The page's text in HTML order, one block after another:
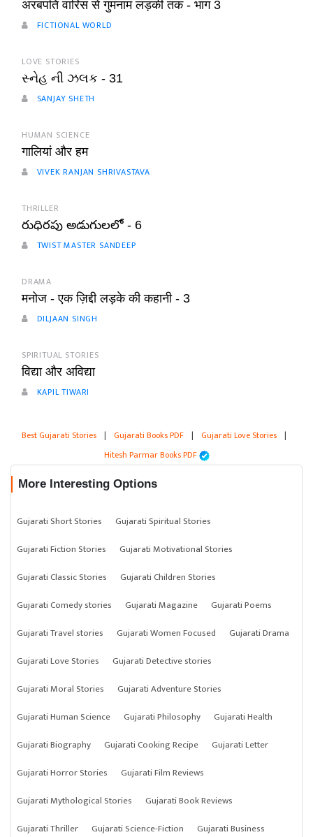
अरबपति वारिस से गुमनाम लड़की तक - भाग 3
FICTIONAL WORLD
LOVE STORIES
સ્નેહ ની ઝલક - 31
SANJAY SHETH
HUMAN SCIENCE
गालियां और हम
VIVEK RANJAN SHRIVASTAVA
THRILLER
రుధిరపు అడుగులలో - 6
TWIST MASTER SANDEEP
DRAMA
मनोज - एक ज़िद्दी लड़के की कहानी - 3
DILJAAN SINGH
SPIRITUAL STORIES
विद्या और अविद्या
KAPIL TIWARI
Best Gujarati Stories | Gujarati Books PDF | Gujarati Love Stories |
Hitesh Parmar Books PDF
More Interesting Options
Gujarati Short Stories
Gujarati Spiritual Stories
Gujarati Fiction Stories
Gujarati Motivational Stories
Gujarati Classic Stories
Gujarati Children Stories
Gujarati Comedy stories
Gujarati Magazine
Gujarati Poems
Gujarati Travel stories
Gujarati Women Focused
Gujarati Drama
Gujarati Love Stories
Gujarati Detective stories
Gujarati Moral Stories
Gujarati Adventure Stories
Gujarati Human Science
Gujarati Philosophy
Gujarati Health
Gujarati Biography
Gujarati Cooking Recipe
Gujarati Letter
Gujarati Horror Stories
Gujarati Film Reviews
Gujarati Mythological Stories
Gujarati Book Reviews
Gujarati Thriller
Gujarati Science-Fiction
Gujarati Business